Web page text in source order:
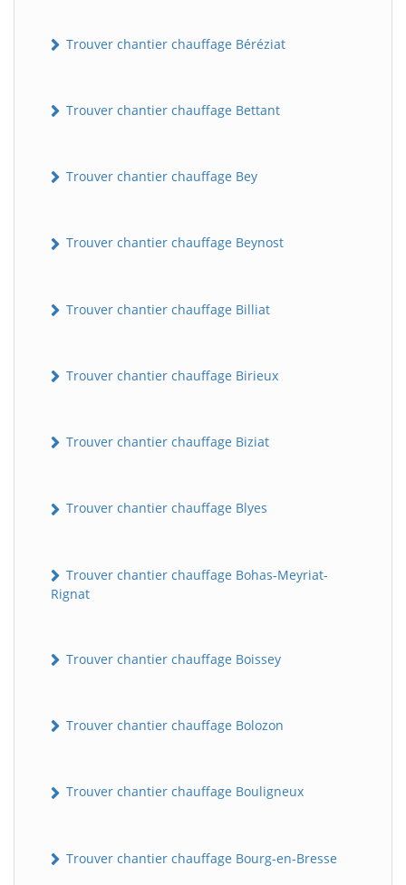
Trouver chantier chauffage Béréziat
Trouver chantier chauffage Bettant
Trouver chantier chauffage Bey
Trouver chantier chauffage Beynost
Trouver chantier chauffage Billiat
Trouver chantier chauffage Birieux
Trouver chantier chauffage Biziat
Trouver chantier chauffage Blyes
Trouver chantier chauffage Bohas-Meyriat-
Rignat
Trouver chantier chauffage Boissey
Trouver chantier chauffage Bolozon
Trouver chantier chauffage Bouligneux
Trouver chantier chauffage Bourg-en-Bresse